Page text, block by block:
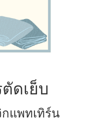
ดเย็บ
แพทเทิร์น